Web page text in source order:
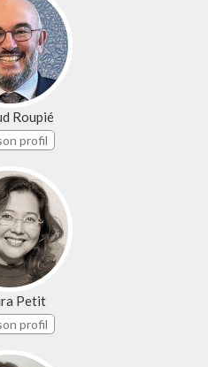
Roupié
profil
Petit
profil